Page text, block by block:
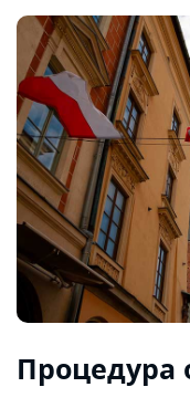
Процедура